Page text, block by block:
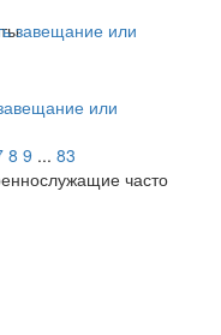
или
часто
8 9 ... 83